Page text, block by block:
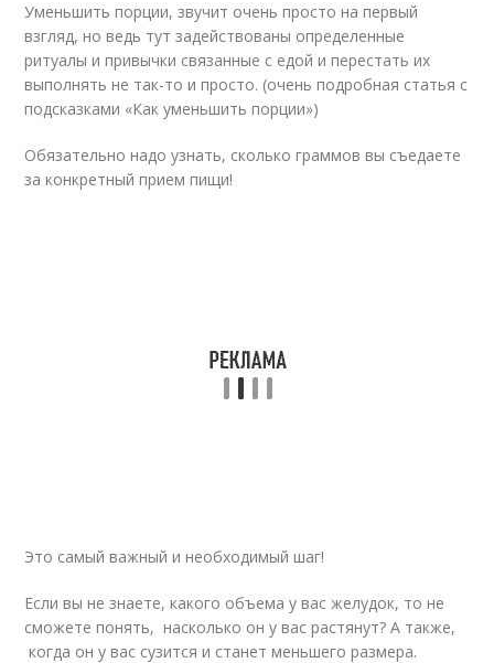
Уменьшить порции, звучит очень просто на первый
взгляд, но ведь тут задействованы определенные
ритуалы и привычки связанные с едой и перестать их
выполнять не так-то и просто. (очень подробная статья с
подсказками «Как уменьшить порции»)
Обязательно надо узнать, сколько граммов вы съедаете
за конкретный прием пищи!
Это самый важный и необходимый шаг!
Если вы не знаете, какого объема у вас желудок, то не
сможете понять, насколько он у вас растянут? А также,
когда он у вас сузится и станет меньшего размера.